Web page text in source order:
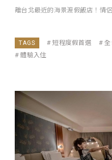
離台北最近的海景渡假飯店！情
短程度假首選
體驗入住